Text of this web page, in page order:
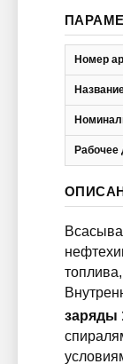
Номер
Рабочее
заряды